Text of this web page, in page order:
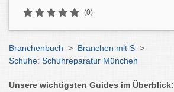
(0)
Branchenbuch > Branchen mit S >
Schuhe: Schuhreparatur München
Unsere wichtigsten Guides im Überblick: